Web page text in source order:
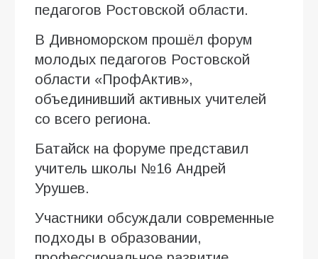
педагогов Ростовской области.
В Дивноморском прошёл форум
молодых педагогов Ростовской
области «ПрофАктив»,
объединивший активных учителей
со всего региона.
Батайск на форуме представил
учитель школы №16 Андрей
Урушев.
Участники обсуждали современные
подходы в образовании,